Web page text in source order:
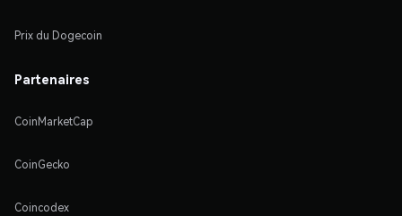
Prix du Dogecoin
Partenaires
CoinMarketCap
CoinGecko
Coincodex